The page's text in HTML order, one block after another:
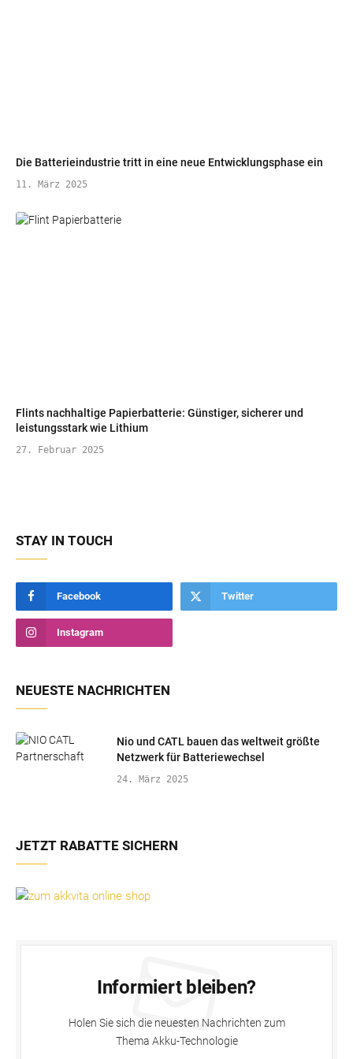
Die Batterieindustrie tritt in eine neue Entwicklungsphase ein
11. März 2025
Flints nachhaltige Papierbatterie: Günstiger, sicherer und
leistungsstark wie Lithium
27. Februar 2025
STAY IN TOUCH
Facebook Twitter
Instagram
NEUESTE NACHRICHTEN
Nio und CATL bauen das weltweit größte
Netzwerk für Batteriewechsel
24. März 2025
JETZT RABATTE SICHERN
Informiert bleiben?
Holen Sie sich die neuesten Nachrichten zum
Thema Akku-Technologie